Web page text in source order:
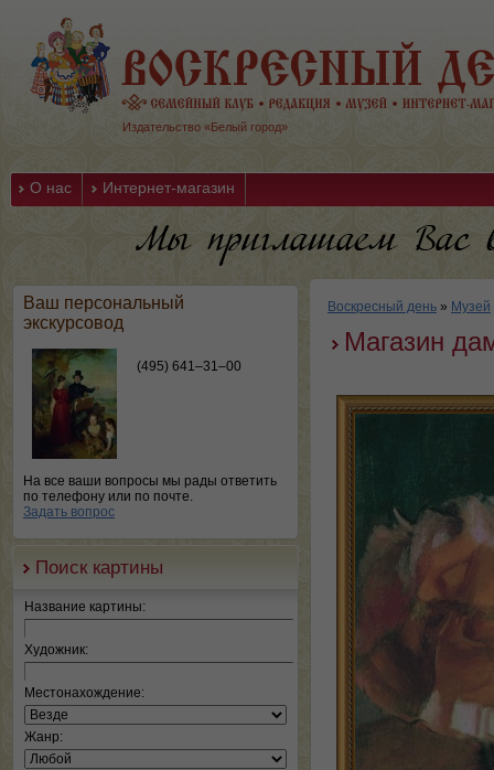
Издательство «Белый город»
О нас Интернет-магазин
Ваш персональный
экскурсовод
(495) 641–31–00
На все ваши вопросы мы рады ответить
по телефону или по почте.
Задать вопрос
Поиск картины
Название картины:
Художник:
Местонахождение:
Жанр:
Воскресный день » Музей
Магазин